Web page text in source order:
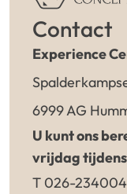
Contact
Experience
6999 AG
U kunt ons
vrijdag
T 026-